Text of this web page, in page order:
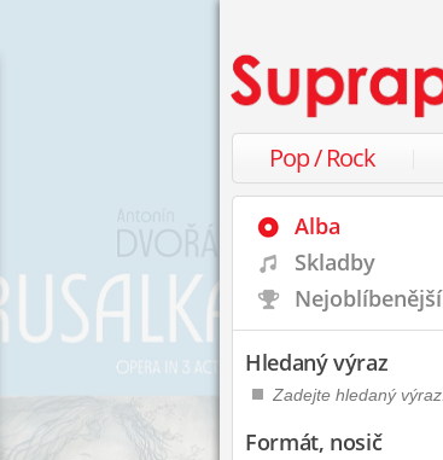
Pop / Rock
Alba
Skladby
Nejoblíbenější
Hledaný výraz
Formát, nosič